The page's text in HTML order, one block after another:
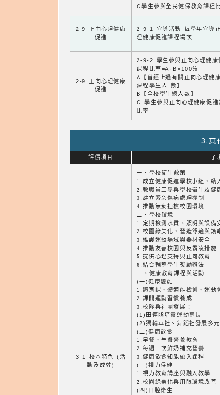
C學生參與全民健保教育課程
2-9 正向心理健康
促進
2-9-1 宣導活動 每學年宣導
理健康促進課程場次
2-9 正向心理健康
促進
2-9-2 學生參與正向心理健康
課程比率=A÷B×100％
A【曾經上過有關正向心理健
課程學生人 數】
B【全校學生總人數】
C 學生參與正向心理健康促進
比率
3.其
評價項目 子
3-1 校本特色 (活
動及成效)
一、學校衛生政策
1.成立健康促進學校小組，納
2.教職員工參與學校衛生及健
3.建立緊急傷病處理機制
4.推動無菸拒檳校園環境
二、學校環境
1.定期檢測水質、照明與設備
2.校園綠美化，營造舒適與護
3.維護運動場域與器材安全
4.推動友善校園與反霸凌措施
5.提供心理支持與正向教育
6.結合輔導學生獎勵辦法
三、健康教育課程與活動
(一)健康體能
1.體育課、體適能檢測、運動
2.課間運動習慣養成
3.校隊與社團發展：
(1)田徑隊培養運動專長
(2)獨輪車社、舞蹈社發展多
(二)健康飲食
1.早餐、午餐營養教育
2.每週一次鮮奶補充營養
3.健康飲食知能融入課程
(三)視力保健
1.視力教育講座與融入教學
2.校園綠美化與用眼環境改善
(四)口腔衛生